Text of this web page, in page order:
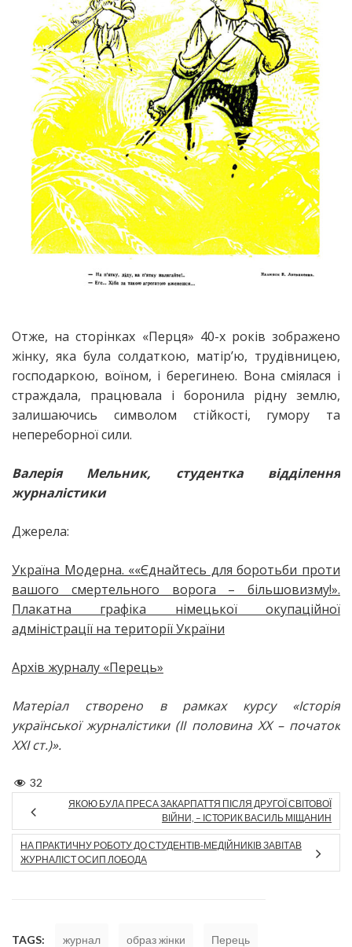
Отже, на сторінках «Перця» 40-х років зображено
жінку, яка була солдаткою, матір’ю, трудівницею,
господаркою, воїном, і берегинею. Вона сміялася і
страждала, працювала і боронила рідну землю,
залишаючись символом стійкості, гумору та
непереборної сили.
Валерія Мельник, студентка відділення
журналістики
Джерела:
Україна Модерна. ««Єднайтесь для боротьби проти
вашого смертельного ворога – більшовизму!».
Плакатна графіка німецької окупаційної
адміністрації на території України
Архів журналу «Перець»
Матеріал створено в рамках курсу «Історія
української журналістики (ІІ половина ХХ – початок
ХХІ ст.)».
32
ЯКОЮ БУЛА ПРЕСА ЗАКАРПАТТЯ ПІСЛЯ ДРУГОЇ СВІТОВОЇ
ВІЙНИ, – ІСТОРИК ВАСИЛЬ МІЩАНИН
НА ПРАКТИЧНУ РОБОТУ ДО СТУДЕНТІВ-МЕДІЙНИКІВ ЗАВІТАВ
ЖУРНАЛІСТ ОСИП ЛОБОДА
TAGS: журнал образ жінки Перець